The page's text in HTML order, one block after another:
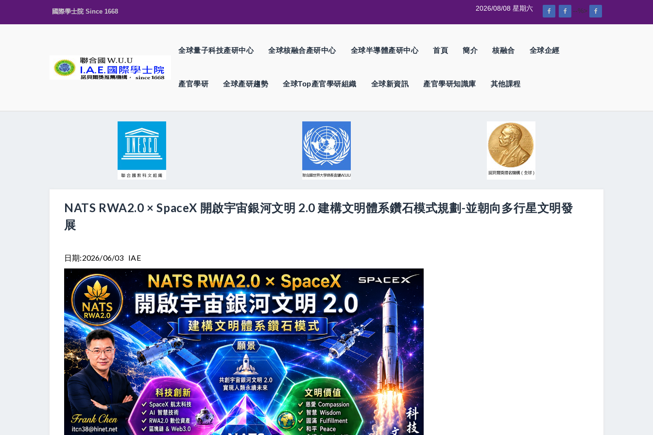
國際學士院 Since 1668 --%>
2026/08/08 星期六
全球量子科技產研中心 全球核融合產研中心 全球半導體產研中心 首頁 簡介 核融合 全球企經
產官學研 全球產研趨勢 全球Top產官學研組織 全球新資訊 產官學研知識庫 其他課程
NATS RWA2.0 × SpaceX 開啟宇宙銀河文明 2.0 建構文明體系鑽石模式規劃-並朝向多行星文明發
展
日期:2026/06/03 IAE